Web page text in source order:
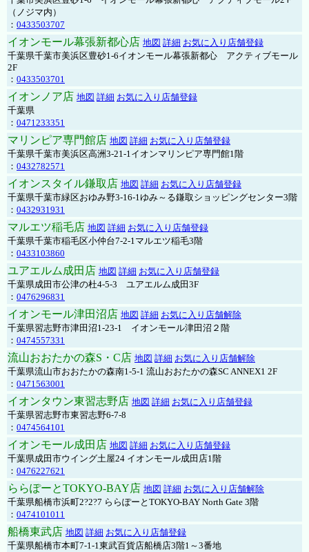
（ノジマ内）
： 0433503707
イオンモール幕張新都心店 地図 詳細 お気に入り店舗登録
千葉県千葉市美浜区豊砂1-6イオンモール幕張新都心 アクティブモール
2F
： 0433503701
イオンノア店 地図 詳細 お気に入り店舗登録
千葉県
： 0471233351
マリンピア専門館店 地図 詳細 お気に入り店舗登録
千葉県千葉市美浜区高洲3-21-1イオンマリンピア専門館1階
： 0432782571
イオンスタイル鎌取店 地図 詳細 お気に入り店舗登録
千葉県千葉市緑区おゆみ野3-16-1ゆみ～る鎌取ショッピングセンター3階
： 0432931931
マルエツ稲毛店 地図 詳細 お気に入り店舗登録
千葉県千葉市稲毛区小仲台7-2-1マルエツ稲毛3階
： 0433103860
ユアエルム成田店 地図 詳細 お気に入り店舗登録
千葉県成田市公津の杜4-5-3 ユアエルム成田3F
： 0476296831
イオンモール津田沼店 地図 詳細 お気に入り店舗解除
千葉県習志野市津田沼1-23-1 イオンモール津田沼２階
： 0474557331
流山おおたかの森S・C店 地図 詳細 お気に入り店舗解除
千葉県流山市おおたかの森南1-5-1 流山おおたかの森SC ANNEX1 2F
： 0471563001
イオンタウン東習志野店 地図 詳細 お気に入り店舗登録
千葉県習志野市東習志野6-7-8
： 0474564101
イオンモール成田店 地図 詳細 お気に入り店舗登録
千葉県成田市ウイング土屋24 イオンモール成田店1階
： 0476227621
ららぽーとTOKYO-BAY店 地図 詳細 お気に入り店舗解除
千葉県船橋市浜町2?2?7 ららぽーとTOKYO-BAY North Gate 3階
： 0474101011
船橋東武店 地図 詳細 お気に入り店舗登録
千葉県船橋市本町7-1-1東武百貨店船橋店3階1～3番地